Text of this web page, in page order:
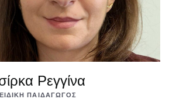
Ρεγγίνα
ΕΙΔΙΚΉ ΠΑΙΔΑΓΩΓΌΣ